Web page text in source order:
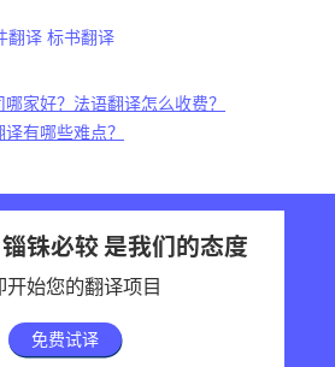
翻译 标书翻译
家好？法语翻译怎么收费？
有哪些难点？
铢必较 是我们的态度
开始您的翻译项目
免费试译